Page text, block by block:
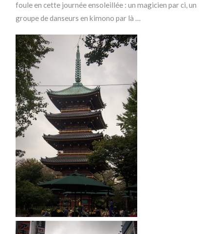
foule en cette journée ensoleillée : un magicien par ci, un
groupe de danseurs en kimono par là …